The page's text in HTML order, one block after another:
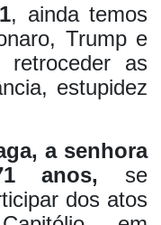
, ainda temos
Trump e
as
estupidez
a senhora
anos, se
dos atos